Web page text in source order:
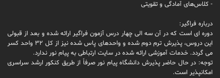
- کلاس‌های آمادگی و تقویتی
درباره فراگیر:
دوره ای است که در آن سه الی چهار درس آزمون فراگیر ارائه شده و بعد از قبولی
این دروس، پذیرش ترم دوم شده و واحدهای پاس شده نیز از کل 32 واحد کسر
می گردد. خدمات آموزشی ارائه شده در سایت ارتباطی به پیام نور ندارد.
توجه: در حال حاضر پذیرش دانشگاه پیام نور صرفاً از طریق کنکور ارشد سراسری
امکانپذیر است.